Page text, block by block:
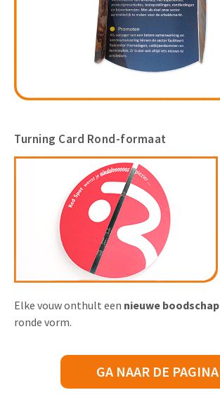
Turning Card Rond-formaat
Elke vouw onthult een nieuwe boodschap
ronde vorm.
GA NAAR DE PAGINA